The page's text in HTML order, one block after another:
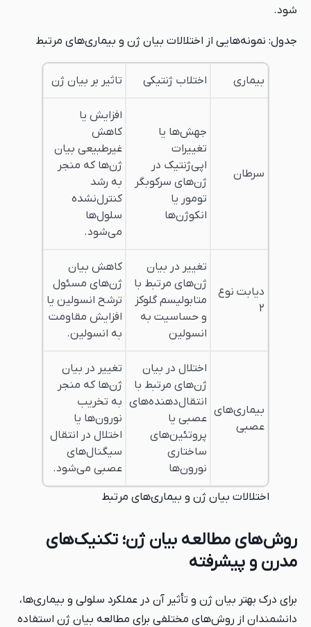
اختلالات بیان ژن و بیماری‌های مرتبط
اختلاب ژنتیکی تاثیر بر بیان ژن
ژن‌های سرکوبگر
کاهش
غیرطبیعی بیان
ژن‌ها که منجر
به رشد
کنترل‌نشده
سلول‌ها
متابولیسم گلوکز
کاهش بیان
ژن‌های مسئول
ترشح انسولین یا
افزایش مقاومت
به انسولین.
تغییر در بیان
ژن‌ها که منجر
به تخریب
نورون‌ها یا
اختلال در انتقال
سیگنال‌های
عصبی می‌شود.
ژن و بیماری‌های مرتبط
بیان ژن؛ تکنیک‌های
ژن و تأثیر آن در عملکرد سلولی و بیماری‌ها،
مختلفی برای مطالعه بیان ژن استفاده